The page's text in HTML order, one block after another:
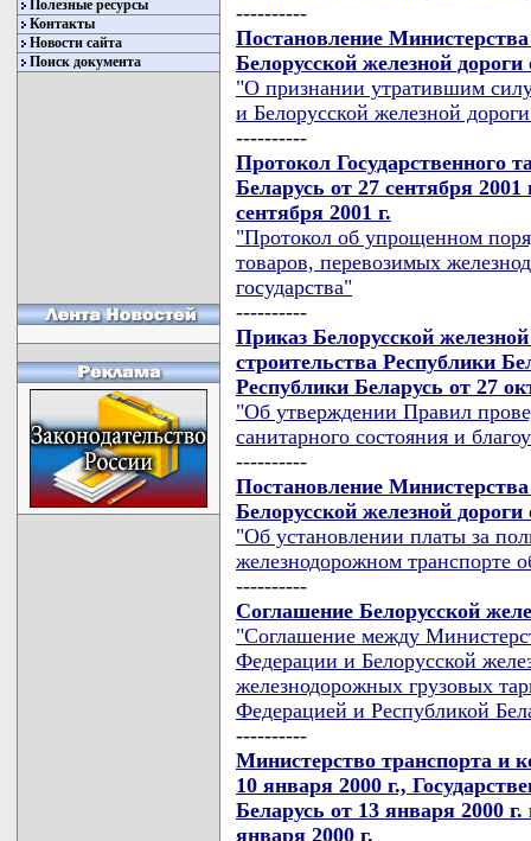
Полезные ресурсы
Контакты
Новости сайта
Поиск документа
----------
Постановление
Белорусской железной
"О признании утратившим
и Белорусской железной
----------
Протокол Государственного
Беларусь от 27 сентября
сентября 2001 г.
"Протокол об упрощенном
товаров, перевозимых
государства"
----------
Приказ Белорусской
строительства Республики
Республики Беларусь от 27
"Об утверждении Правил
санитарного состояния и
----------
Постановление
Белорусской железной
"Об установлении платы за
железнодорожном транспорте
----------
Соглашение Белорусской
"Соглашение между
Федерации и Белорусской
железнодорожных грузовых
Федерацией и Республикой
----------
Министерство транспорта и
10 января 2000 г.,
Беларусь от 13 января 2000
января 2000 г.